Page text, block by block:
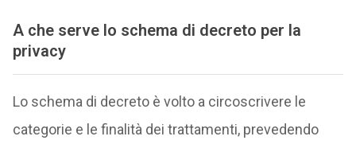
A che serve lo schema di decreto per la
privacy
Lo schema di decreto è volto a circoscrivere le
categorie e le finalità dei trattamenti, prevedendo